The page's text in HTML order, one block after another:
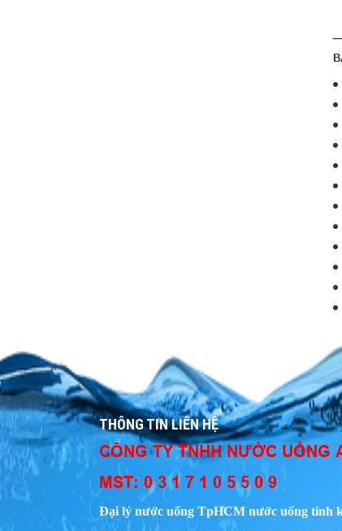
THÔNG TIN LIÊN HỆ
CÔNG TY TNHH NƯỚC UỐNG
MST: 0 3 1 7 1 0 5 5 0 9
Đại lý nước uống TpHCM nước uống tinh